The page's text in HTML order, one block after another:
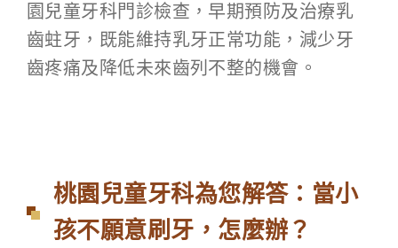
園兒童牙科門診檢查，早期預防及治療乳
齒蛀牙，既能維持乳牙正常功能，減少牙
齒疼痛及降低未來齒列不整的機會。
桃園兒童牙科為您解答：當小
孩不願意刷牙，怎麼辦？